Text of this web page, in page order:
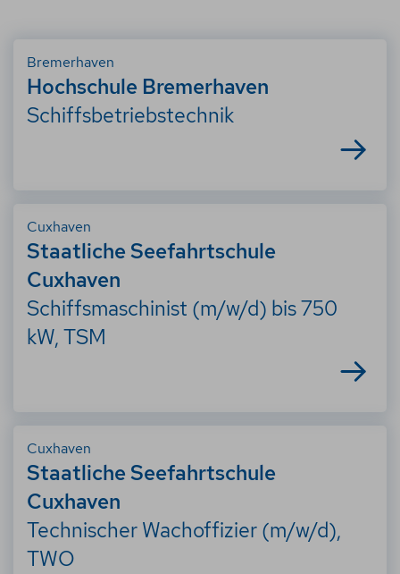
Bremerhaven
Hochschule Bremerhaven
Schiffsbetriebstechnik
Cuxhaven
Staatliche Seefahrtschule
Cuxhaven
Schiffsmaschinist (m/w/d) bis 750
kW, TSM
Cuxhaven
Staatliche Seefahrtschule
Cuxhaven
Technischer Wachoffizier (m/w/d),
TWO